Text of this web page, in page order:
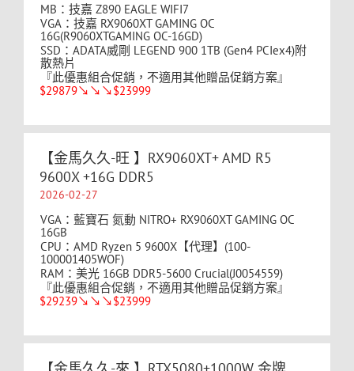
MB：技嘉 Z890 EAGLE WIFI7
VGA：技嘉 RX9060XT GAMING OC
16G(R9060XTGAMING OC-16GD)
SSD：ADATA威剛 LEGEND 900 1TB (Gen4 PCIex4)附
散熱片
『此優惠組合促銷，不適用其他贈品促銷方案』
$29879↘↘↘$23999
【金馬久久-旺 】RX9060XT+ AMD R5
9600X +16G DDR5
2026-02-27
VGA：藍寶石 氮動 NITRO+ RX9060XT GAMING OC
16GB
CPU：AMD Ryzen 5 9600X【代理】(100-
100001405WOF)
RAM：美光 16GB DDR5-5600 Crucial(J0054559)
『此優惠組合促銷，不適用其他贈品促銷方案』
$29239↘↘↘$23999